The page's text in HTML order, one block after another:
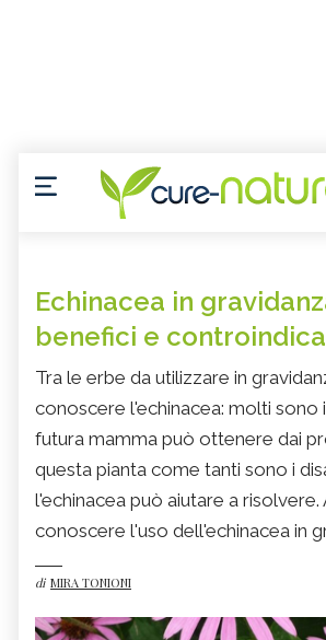
Echinacea in
benefici e
Tra le erbe da utilizzare in
conoscere l'echinacea: molti sono
futura mamma può ottenere dai
questa pianta come tanti sono i
l'echinacea può aiutare a risolvere.
conoscere l'uso dell'echinacea in
di MIRA TONIONI